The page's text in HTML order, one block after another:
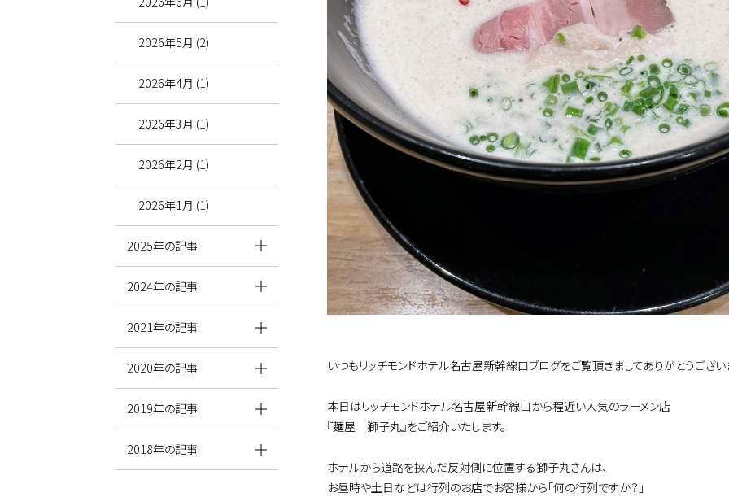
いつもリッチモンドホテル名古屋新幹線口ブログをご覧頂きましてありがとうござい
本日はリッチモンドホテル名古屋新幹線口から程近い人気のラーメン店
『麵屋 獅子丸』をご紹介いたします。
ホテルから道路を挟んだ反対側に位置する獅子丸さんは、
お昼時や土日などは行列のお店でお客様から「何の行列ですか？」
2026年5月 (2)
2026年4月 (1)
2026年3月 (1)
2026年2月 (1)
2026年1月 (1)
2025年の記事
2024年の記事
2021年の記事
2020年の記事
2019年の記事
2018年の記事